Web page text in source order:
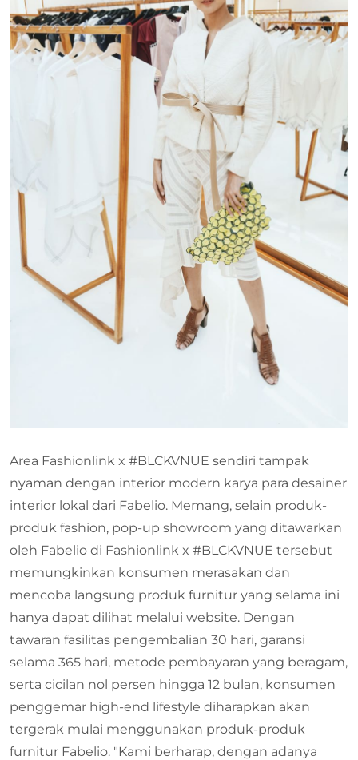
Area Fashionlink x #BLCKVNUE sendiri tampak
nyaman dengan interior modern karya para desainer
interior lokal dari Fabelio. Memang, selain produk-
produk fashion, pop-up showroom yang ditawarkan
oleh Fabelio di Fashionlink x #BLCKVNUE tersebut
memungkinkan konsumen merasakan dan
mencoba langsung produk furnitur yang selama ini
hanya dapat dilihat melalui website. Dengan
tawaran fasilitas pengembalian 30 hari, garansi
selama 365 hari, metode pembayaran yang beragam,
serta cicilan nol persen hingga 12 bulan, konsumen
penggemar high-end lifestyle diharapkan akan
tergerak mulai menggunakan produk-produk
furnitur Fabelio. "Kami berharap, dengan adanya